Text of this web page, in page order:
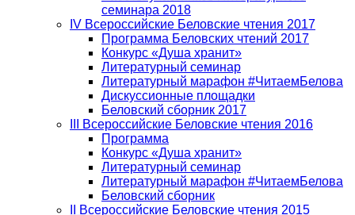
семинара 2018
IV Всероссийские Беловские чтения 2017
Программа Беловских чтений 2017
Конкурс «Душа хранит»
Литературный семинар
Литературный марафон #ЧитаемБелова
Дискуссионные площадки
Беловский сборник 2017
III Всероссийские Беловские чтения 2016
Программа
Конкурс «Душа хранит»
Литературный семинар
Литературный марафон #ЧитаемБелова
Беловский сборник
II Всероссийские Беловские чтения 2015